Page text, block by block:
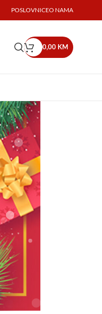
POSLOVNICEO NAMA
0,00 KM